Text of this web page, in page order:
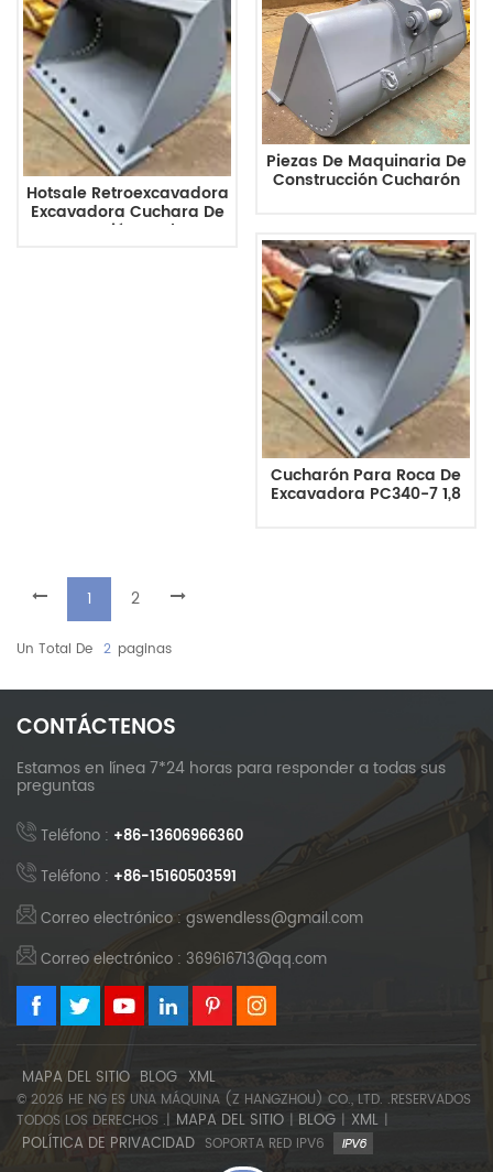
Hotsale Retroexcavadora
Excavadora Cuchara De
Excavación Cuchara
Piezas De Maquinaria De
Construcción Cucharón
Cucharón Para Roca De
Excavadora PC340-7 1,8
1 2
Un Total De 2 Paginas
CONTÁCTENOS
Estamos en línea 7*24 horas para responder a todas sus
preguntas
Teléfono : +86-13606966360
Teléfono : +86-15160503591
Correo electrónico : gswendless@gmail.com
Correo electrónico : 369616713@qq.com
MAPA DEL SITIO BLOG XML
© 2026 HE NG ES UNA MÁQUINA (Z HANGZHOU) CO., LTD. .RESERVADOS
TODOS LOS DERECHOS .| MAPA DEL SITIO | BLOG | XML |
POLÍTICA DE PRIVACIDAD SOPORTA RED IPV6